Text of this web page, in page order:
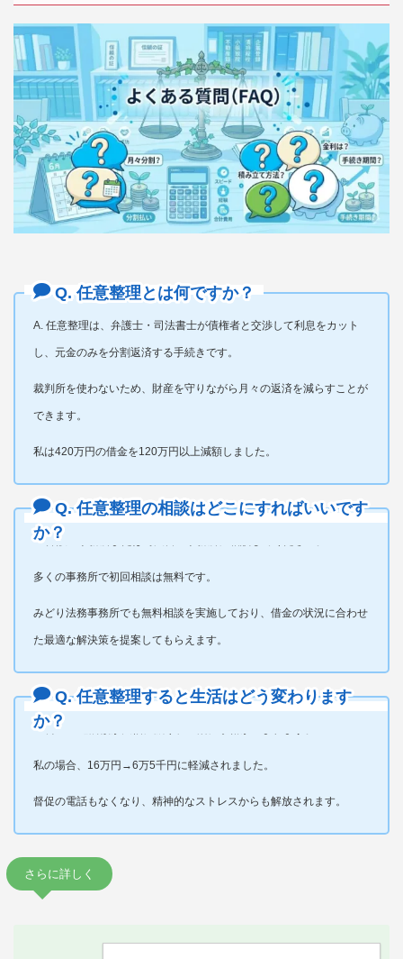
Q. 任意整理とは何ですか？
A. 任意整理は、弁護士・司法書士が債権者と交渉して利息をカット
し、元金のみを分割返済する手続きです。
裁判所を使わないため、財産を守りながら月々の返済を減らすことが
できます。
私は420万円の借金を120万円以上減額しました。
Q. 任意整理の相談はどこにすればいいです
か？
A. 弁護士事務所または司法書士事務所に相談してください。
多くの事務所で初回相談は無料です。
みどり法務事務所でも無料相談を実施しており、借金の状況に合わせ
た最適な解決策を提案してもらえます。
Q. 任意整理すると生活はどう変わります
か？
A. 月々の返済額が大幅に減り、生活に余裕が生まれます。
私の場合、16万円→6万5千円に軽減されました。
督促の電話もなくなり、精神的なストレスからも解放されます。
さらに詳しく